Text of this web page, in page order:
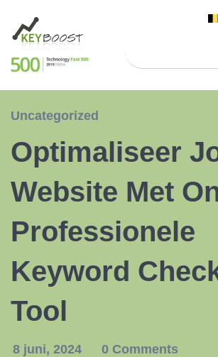
Uncategorized
Optimaliseer
Website Met
Professionele
Keyword
Tool
8 juni, 2024 0 Comments